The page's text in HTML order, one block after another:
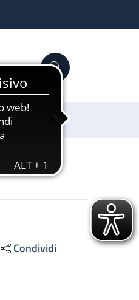
Cerca
Condividi